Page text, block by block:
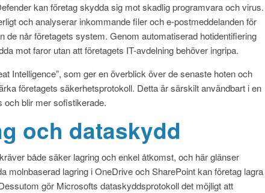
kan företag skydda sig mot skadlig programvara och virus.
och analyserar inkommande filer och e-postmeddelanden för
de når företagets system. Genom automatiserad hotidentifiering
mot faror utan att företagets IT-avdelning behöver ingripa.
Intelligence”, som ger en överblick över de senaste hoten och
företagets säkerhetsprotokoll. Detta är särskilt användbart i en
och blir mer sofistikerade.
och dataskydd
både säker lagring och enkel åtkomst, och här glänser
molnbaserad lagring i OneDrive och SharePoint kan företag lagra
gör Microsofts dataskyddsprotokoll det möjligt att